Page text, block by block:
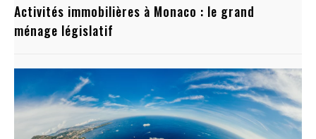
Activités immobilières à Monaco : le grand
ménage législatif